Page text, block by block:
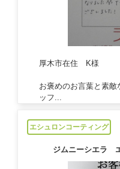
厚木市在住 K様
お褒めのお言葉と素
ッフ...
エシュロンコーティング
ジムニーシエラ